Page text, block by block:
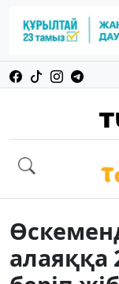
алаяққа